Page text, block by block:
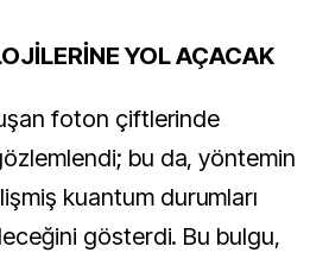
YOL AÇACAK
foton çiftlerinde
bu da, yöntemin
kuantum durumları
gösterdi. Bu bulgu,